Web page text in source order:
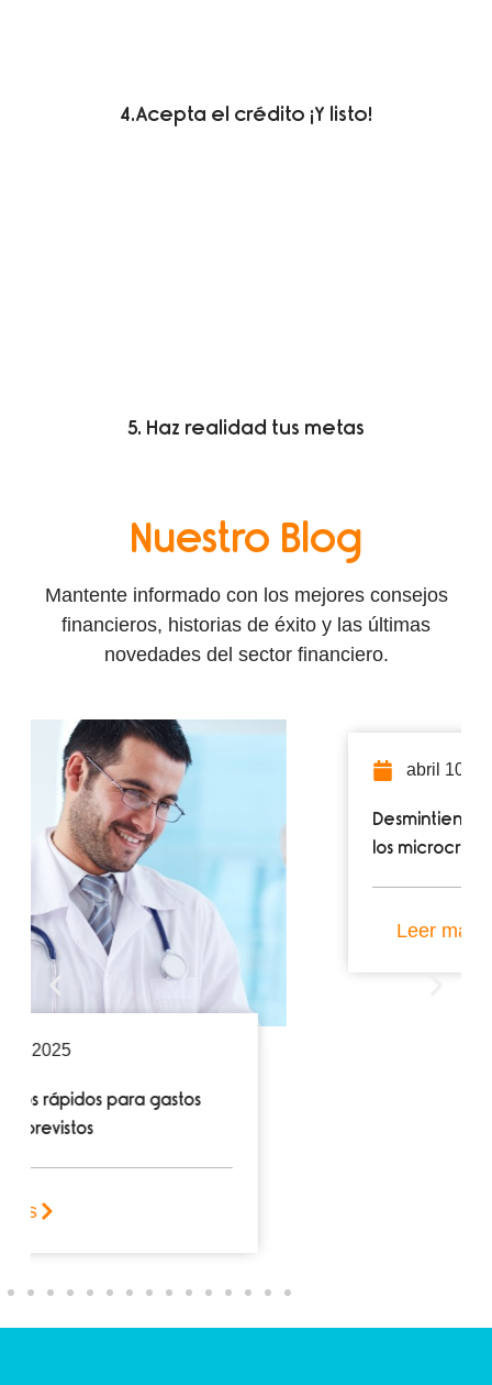
4.Acepta el crédito ¡Y listo!
5. Haz realidad tus metas
Nuestro Blog
Mantente informado con los mejores consejos
financieros, historias de éxito y las últimas
novedades del sector financiero.
abril 10, 2025
Desmintiendo mitos: La verdad sobre
los microcréditos
Leer más